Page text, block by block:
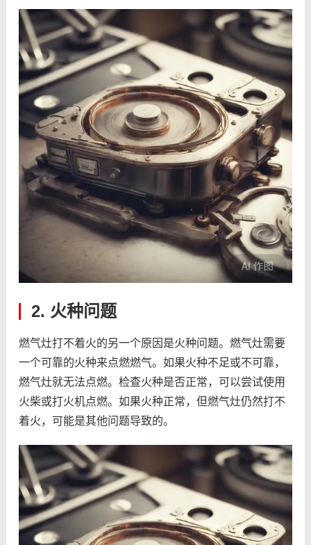
2. 火种问题
燃气灶打不着火的另一个原因是火种问题。燃气灶需要
一个可靠的火种来点燃燃气。如果火种不足或不可靠，
燃气灶就无法点燃。检查火种是否正常，可以尝试使用
火柴或打火机点燃。如果火种正常，但燃气灶仍然打不
着火，可能是其他问题导致的。